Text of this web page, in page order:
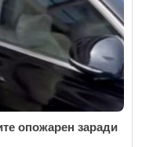
опожарен заради